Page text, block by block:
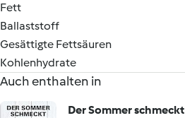
Fett
Ballaststoff
Gesättigte Fettsäuren
Kohlenhydrate
Auch enthalten in
Der Sommer schmeckt